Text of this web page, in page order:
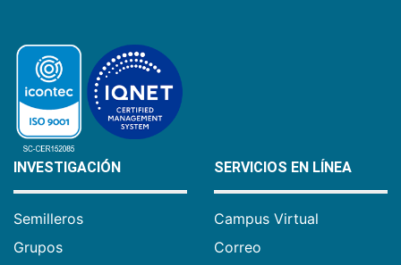
INVESTIGACIÓN
Semilleros
Grupos
SERVICIOS EN LÍNEA
Campus Virtual
Correo